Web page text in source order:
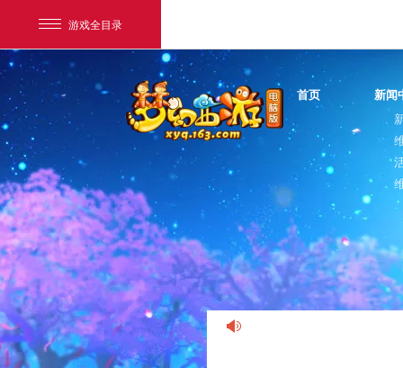
游戏全目录
网易游戏
游戏爱好者
我的足迹： 梦幻西游电脑版
首页
新闻